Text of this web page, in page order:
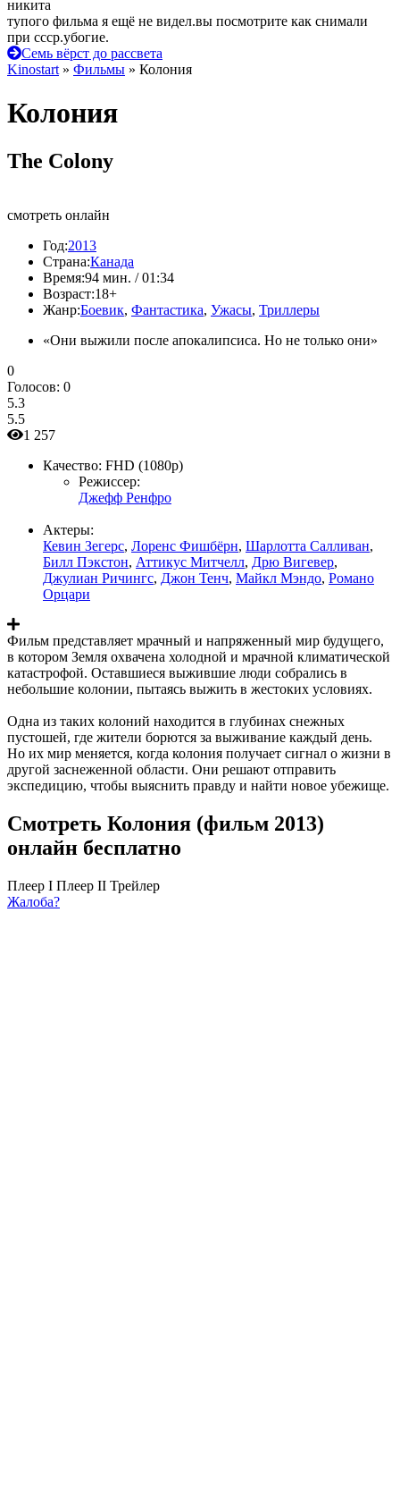
никита
тупого фильма я ещё не видел.вы посмотрите как снимали
при ссср.убогие.
Семь вёрст до рассвета
Kinostart » Фильмы » Колония
Колония
The Colony
смотреть онлайн
Год:2013
Страна:Канада
Время:94 мин. / 01:34
Возраст:18+
Жанр:Боевик, Фантастика, Ужасы, Триллеры
«Они выжили после апокалипсиса. Но не только они»
0
Голосов: 0
5.3
5.5
1 257
Качество: FHD (1080p)
Режиссер:
Джефф Ренфро
Актеры:
Кевин Зегерс, Лоренс Фишбёрн, Шарлотта Салливан,
Билл Пэкстон, Аттикус Митчелл, Дрю Вигевер,
Джулиан Ричингс, Джон Тенч, Майкл Мэндо, Романо
Орцари
Фильм представляет мрачный и напряженный мир будущего,
в котором Земля охвачена холодной и мрачной климатической
катастрофой. Оставшиеся выжившие люди собрались в
небольшие колонии, пытаясь выжить в жестоких условиях.
Одна из таких колоний находится в глубинах снежных
пустошей, где жители борются за выживание каждый день.
Но их мир меняется, когда колония получает сигнал о жизни в
другой заснеженной области. Они решают отправить
экспедицию, чтобы выяснить правду и найти новое убежище.
Смотреть Колония (фильм 2013)
онлайн бесплатно
Плеер I Плеер II Трейлер
Жалоба?